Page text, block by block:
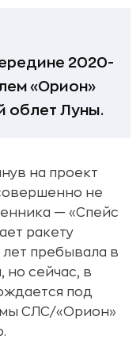
2020-
«Орион»
облет Луны.
на проект
не
— «Спейс
ракету
лет пребывала в
но сейчас, в
под
СЛС/«Орион»